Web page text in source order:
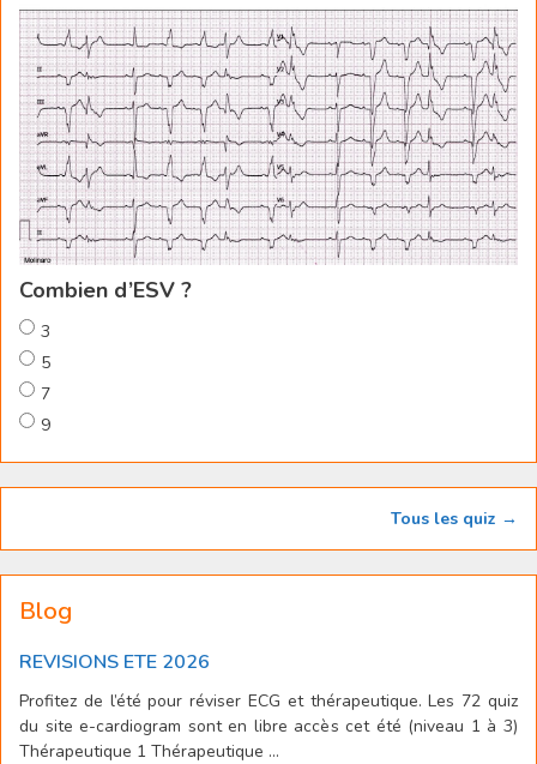
Combien d’ESV ?
3
5
7
9
Tous les quiz →
Blog
REVISIONS ETE 2026
Profitez de l’été pour réviser ECG et thérapeutique. Les 72 quiz
du site e-cardiogram sont en libre accès cet été (niveau 1 à 3)
Thérapeutique 1 Thérapeutique ...